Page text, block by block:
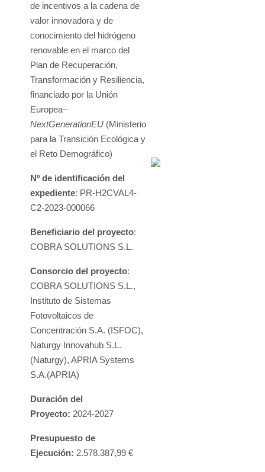
de incentivos a la cadena de
valor innovadora y de
conocimiento del hidrógeno
renovable en el marco del
Plan de Recuperación,
Transformación y Resiliencia,
financiado por la Unión
Europea–
NextGenerationEU (Ministerio
para la Transición Ecológica y
el Reto Demográfico)
Nº de identificación del
expediente: PR-H2CVAL4-
C2-2023-000066
Beneficiario del proyecto:
COBRA SOLUTIONS S.L.
Consorcio del proyecto:
COBRA SOLUTIONS S.L.,
Instituto de Sistemas
Fotovoltaicos de
Concentración S.A. (ISFOC),
Naturgy Innovahub S.L.
(Naturgy), APRIA Systems
S.A.(APRIA)
Duración del
Proyecto: 2024-2027
Presupuesto de
Ejecución: 2.578.387,99 €